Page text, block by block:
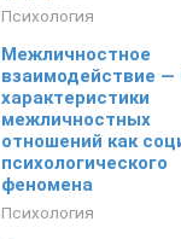
Психология
Межличностное
взаимодействие
характеристики
межличностных
отношений как
психологического
феномена
Психология